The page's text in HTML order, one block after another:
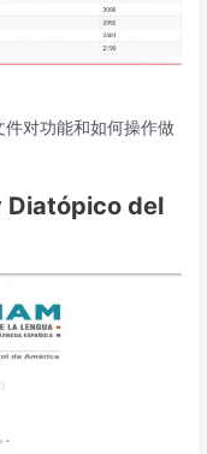
件对功能和如何操作做
Diatópico del